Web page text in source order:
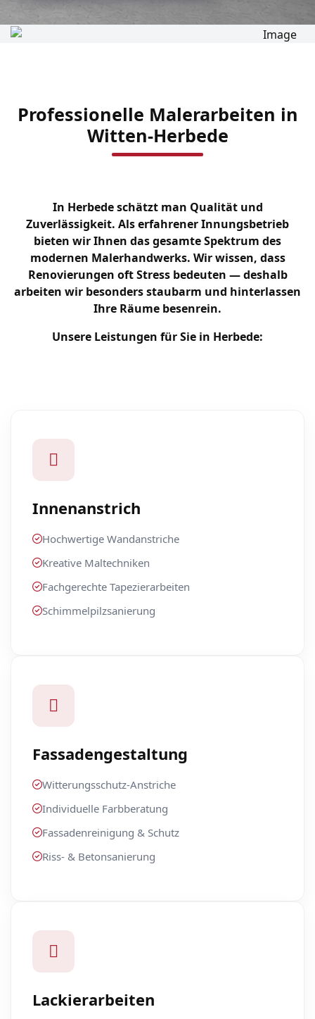
Professionelle Malerarbeiten in
Witten-Herbede
In Herbede schätzt man Qualität und
Zuverlässigkeit. Als erfahrener Innungsbetrieb
bieten wir Ihnen das gesamte Spektrum des
modernen Malerhandwerks. Wir wissen, dass
Renovierungen oft Stress bedeuten — deshalb
arbeiten wir besonders staubarm und hinterlassen
Ihre Räume besenrein.
Unsere Leistungen für Sie in Herbede:
Innenanstrich
Hochwertige Wandanstriche
Kreative Maltechniken
Fachgerechte Tapezierarbeiten
Schimmelpilzsanierung
Fassadengestaltung
Witterungsschutz-Anstriche
Individuelle Farbberatung
Fassadenreinigung & Schutz
Riss- & Betonsanierung
Lackierarbeiten